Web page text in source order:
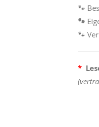
🐾
🐾
🐾
*